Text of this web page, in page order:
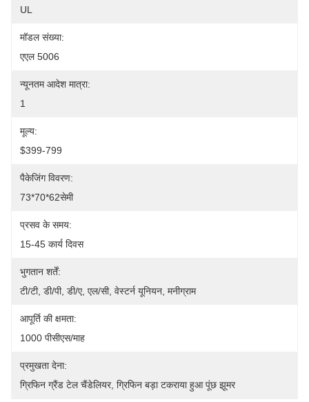
UL
मॉडल संख्या:
एएल 5006
न्यूनतम आदेश मात्रा:
1
मूल्य:
$399-799
पैकेजिंग विवरण:
73*70*62सेमी
प्रसव के समय:
15-45 कार्य दिवस
भुगतान शर्तें:
टी/टी, डी/पी, डी/ए, एल/सी, वेस्टर्न यूनियन, मनीग्राम
आपूर्ति की क्षमता:
1000 पीसीएस/माह
प्रमुखता देना:
ग्रिफिन ग्रैंड टेल चैंडेलियर, ग्रिफिन बड़ा टकराया हुआ पूंछ झूमर